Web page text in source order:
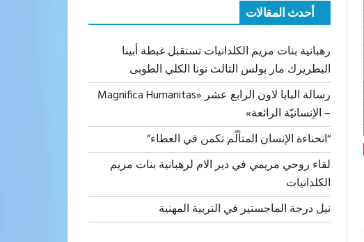
أحدث المقالات
رهبانية بنات مريم الكلدانيات تستقبل غبطة أبينا
البطريرك مار بولس الثالث نونا الكلي الطوبى
رسالة البابا لاون الرابع عشر «Magnifica Humanitas
– الإنسانيّة الرائعة»
“انحناءة الإنسان المتألّم تكمن في العطاء”
لقاء روحي مريمي في دير الام لرهبانية بنات مريم
الكلدانيات
نيل درجة الماجستير في التربية المهنية